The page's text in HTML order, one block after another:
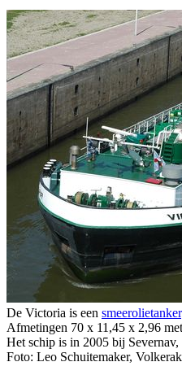
De Victoria is een smeerolietanker
Afmetingen 70 x 11,45 x 2,96
Het schip is in 2005 bij
Foto: Leo Schuitemaker,